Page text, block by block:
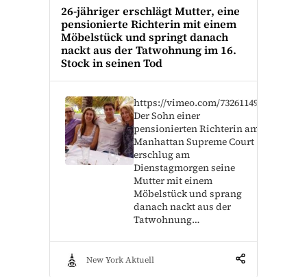
26-jähriger erschlägt Mutter, eine
pensionierte Richterin mit einem
Möbelstück und springt danach
nackt aus der Tatwohnung im 16.
Stock in seinen Tod
https://vimeo.com/732611495
Der Sohn einer
pensionierten Richterin am
Manhattan Supreme Court
erschlug am
Dienstagmorgen seine
Mutter mit einem
Möbelstück und sprang
danach nackt aus der
Tatwohnung…
New York Aktuell